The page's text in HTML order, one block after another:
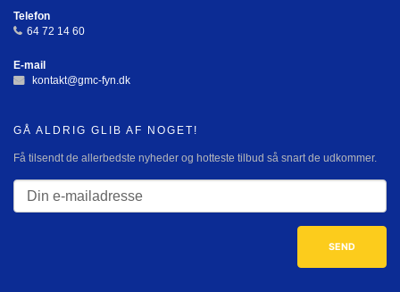
Telefon
64 72 14 60
E-mail
kontakt@gmc-fyn.dk
GÅ ALDRIG GLIB AF NOGET!
Få tilsendt de allerbedste nyheder og hotteste tilbud så snart de udkommer.